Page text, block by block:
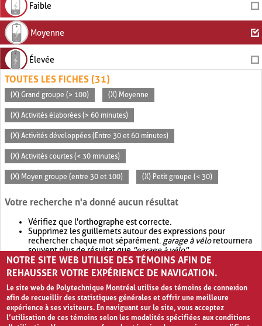
Faible
Moyenne
Élevée
TOUTES LES FICHES (31)
(X) Grand groupe (> 100) (X) Moyenne
(X) Activités élaborées (> 60 minutes)
(X) Activités développées (Entre 30 et 60 minutes)
(X) Activités courtes (< 30 minutes)
(X) Moyen groupe (entre 30 et 100) (X) Petit groupe (< 30)
Votre recherche n'a donné aucun résultat
Vérifiez que l'orthographe est correcte.
Supprimez les guillemets autour des expressions pour
rechercher chaque mot séparément. garage à véloretournera
souvent plus de résultat que"garage à vélo".
Envisagez d'élargir votre recherche avec OR.garage OR vélo
retournera souvent plus de résultat quegarage à vélo
NOTRE SITE WEB UTILISE DES TÉMOINS AFIN DE
REHAUSSER VOTRE EXPÉRIENCE DE NAVIGATION.
Le site web de Polytechnique Montréal utilise des témoins de connexion
afin de recueillir des statistiques générales et offrir une meilleure
expérience à ses visiteurs. En naviguant sur le site, vous acceptez
l’utilisation de ces témoins selon les modalités spécifiées aux conditions